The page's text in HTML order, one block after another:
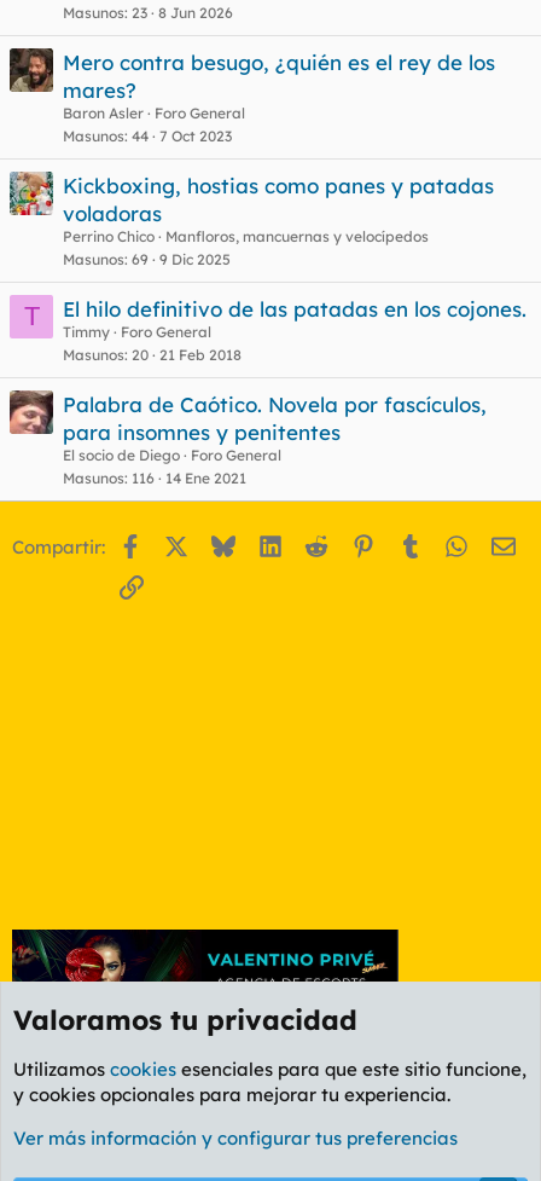
Masunos 23 8 Jun 2026
Mero contra besugo, ¿quién es el rey de los
mares?
Baron Asler
Foro General
Masunos 44 7 Oct 2023
Kickboxing, hostias como panes y patadas
voladoras
Perrino Chico
Manfloros, mancuernas y velocípedos
Masunos 69 9 Dic 2025
T El hilo definitivo de las patadas en los cojones.
Timmy
Foro General
Masunos 20 21 Feb 2018
Palabra de Caótico. Novela por fascículos,
para insomnes y penitentes
El socio de Diego
Foro General
Masunos 116 14 Ene 2021
Compartir: Facebook BlueskyLinkedIn
Reddit Pinterest
Tumblr
Enlace
Foro General
Cookies
PL OLDSTYLE AMARILLO
Valoramos tu privacidad
Utilizamos cookies esenciales para que este sitio funcione,
y cookies opcionales para mejorar tu experiencia.
Ver más información y configurar tus preferencias